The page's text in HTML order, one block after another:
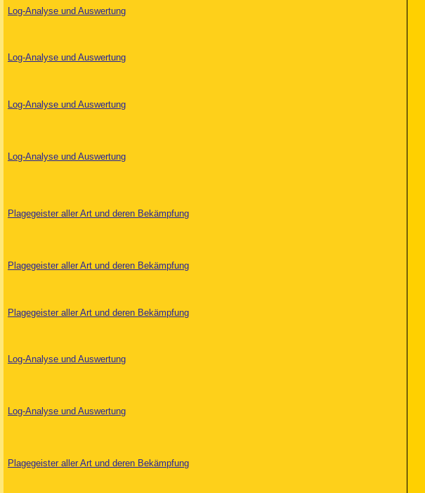
Log-Analyse und Auswertung
Log-Analyse und Auswertung
Log-Analyse und Auswertung
Log-Analyse und Auswertung
Plagegeister aller Art und deren Bekämpfung
Plagegeister aller Art und deren Bekämpfung
Plagegeister aller Art und deren Bekämpfung
Log-Analyse und Auswertung
Log-Analyse und Auswertung
Plagegeister aller Art und deren Bekämpfung